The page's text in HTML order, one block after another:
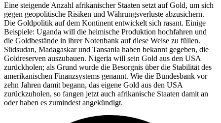
Eine steigende Anzahl afrikanischer Staaten setzt auf Gold, um sich
gegen geopolitische Risiken und Währungsverluste abzusichern.
Die Goldpolitik auf dem Kontinent entwickelt sich rasant. Einige
Beispiele: Uganda will die heimische Produktion hochfahren und
die Goldbestände in ihrer Notenbank auf diese Weise zu füllen.
Südsudan, Madagaskar und Tansania haben bekannt gegeben, die
Goldreserven auszubauen. Nigeria will sein Gold aus den USA
zurückholen; als Grund wurde die Besorgnis über die Stabilität des
amerikanischen Finanzsystems genannt. Wie die Bundesbank vor
zehn Jahren damit begann, das eigene Gold aus den USA
zurückzuholen, so fangen jetzt auch afrikanische Staaten damit an
oder haben es zumindest angekündigt.